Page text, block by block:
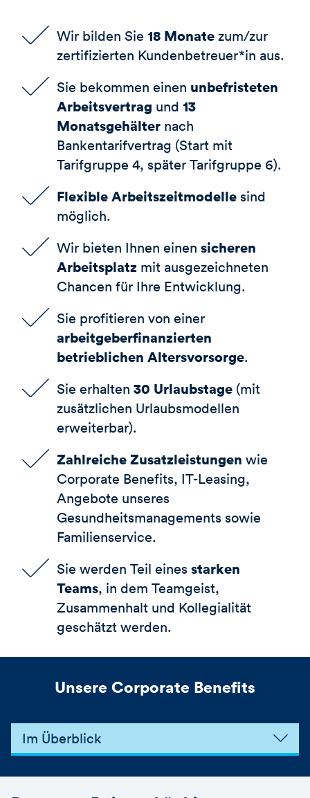
Wir bilden Sie 18 Monatezum/zur
zertifizierten Kundenbetreuer*in aus.
Sie bekommen einen unbefristeten
Arbeitsvertrag und 13
Monatsgehälter nach
Bankentarifvertrag (Start mit
Tarifgruppe 4, später Tarifgruppe 6).
Flexible Arbeitszeitmodellesind
möglich.
Wir bieten Ihnen einen sicheren
Arbeitsplatz mit ausgezeichneten
Chancen für Ihre Entwicklung.
Sie profitieren von einer
arbeitgeberfinanzierten
betrieblichen Altersvorsorge.
Sie erhalten 30 Urlaubstage (mit
zusätzlichen Urlaubsmodellen
erweiterbar).
Zahlreiche Zusatzleistungen wie
Corporate Benefits, IT-Leasing,
Angebote unseres
Gesundheitsmanagements sowie
Familienservice.
Sie werden Teil eines starken
Teams, in dem Teamgeist,
Zusammenhalt und Kollegialität
geschätzt werden.
Unsere Corporate Benefits
Im Überblick